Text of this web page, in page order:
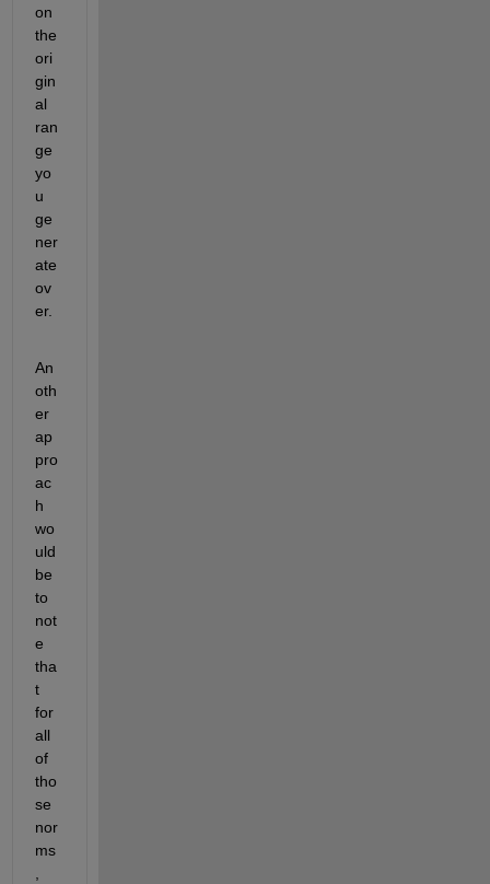
on
the
ori
gin
al
ran
ge
yo
u
ge
ner
ate
ov
er.
An
oth
er
ap
pro
ac
h
wo
uld
be
to
not
e
tha
t
for
all
of
tho
se
nor
ms
,